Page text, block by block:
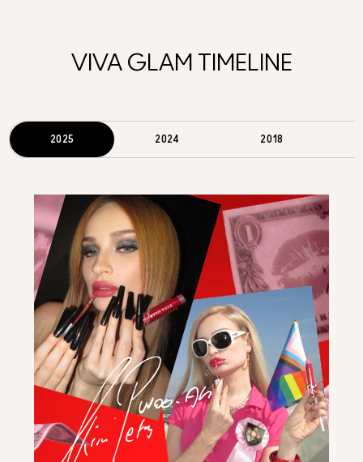
VIVA GLAM TIMELINE
2025 2024 2018